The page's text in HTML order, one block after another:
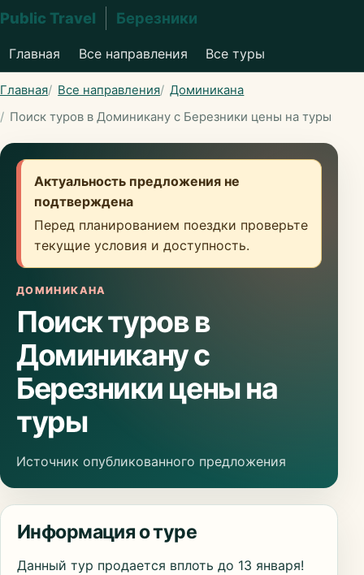
Public Travel Березники
Главная Все направления Все туры
Главная Все направления
Доминикана
Поиск туров в Доминикану с Березники цены на туры
Актуальность предложения не
подтверждена
Перед планированием поездки проверьте
текущие условия и доступность.
ДОМИНИКАНА
Поиск туров в
Доминикану с
Березники цены на
туры
Источник опубликованного предложения
Информация о туре
Данный тур продается вплоть до 13 января!